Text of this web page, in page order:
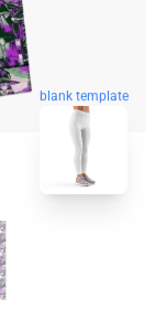
blank template